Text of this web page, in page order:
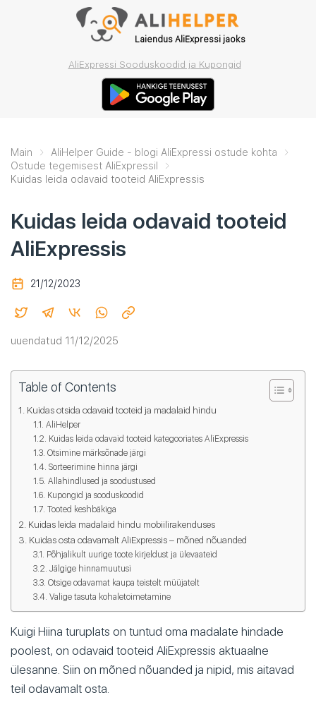
Laiendus AliExpressi jaoks
AliExpressi Sooduskoodid ja Kupongid
Main
AliHelper Guide - blogi AliExpressi ostude kohta
Ostude tegemisest AliExpressil
Kuidas leida odavaid tooteid AliExpressis
Kuidas leida odavaid tooteid
AliExpressis
21/12/2023
uuendatud 11/12/2025
Table of Contents
Kuidas otsida odavaid tooteid ja madalaid hindu
AliHelper
Kuidas leida odavaid tooteid kategooriates AliExpressis
Otsimine märksõnade järgi
Sorteerimine hinna järgi
Allahindlused ja soodustused
Kupongid ja sooduskoodid
Tooted keshbäkiga
Kuidas leida madalaid hindu mobiilirakenduses
Kuidas osta odavamalt AliExpressis – mõned nõuanded
Põhjalikult uurige toote kirjeldust ja ülevaateid
Jälgige hinnamuutusi
Otsige odavamat kaupa teistelt müüjatelt
Valige tasuta kohaletoimetamine
Kuigi Hiina turuplats on tuntud oma madalate hindade
poolest, on odavaid tooteid AliExpressis aktuaalne
ülesanne. Siin on mõned nõuanded ja nipid, mis aitavad
teil odavamalt osta.